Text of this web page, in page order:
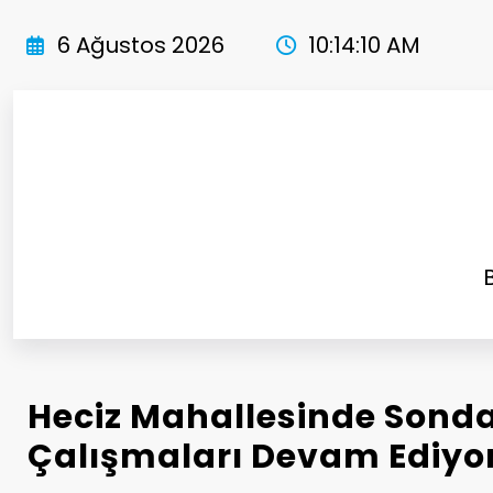
atla
6 Ağustos 2026 10:14:11 AM
Heciz Mahallesinde
Çalışmaları Devam